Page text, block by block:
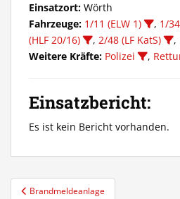
Einsatzort: Wörth
Fahrzeuge: 1/11 (ELW 1) , 1/
(HLF 20/16)
, 2/48 (LF KatS) ,
Weitere Kräfte: Polizei ,
Einsatzbericht:
Es ist kein Bericht vorhanden.
Beitragsnavigation
Brandmeldeanlage